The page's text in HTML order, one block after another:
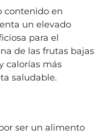
contenido en
un elevado
para el
de las frutas bajas
calorías más
saludable.
ser un alimento